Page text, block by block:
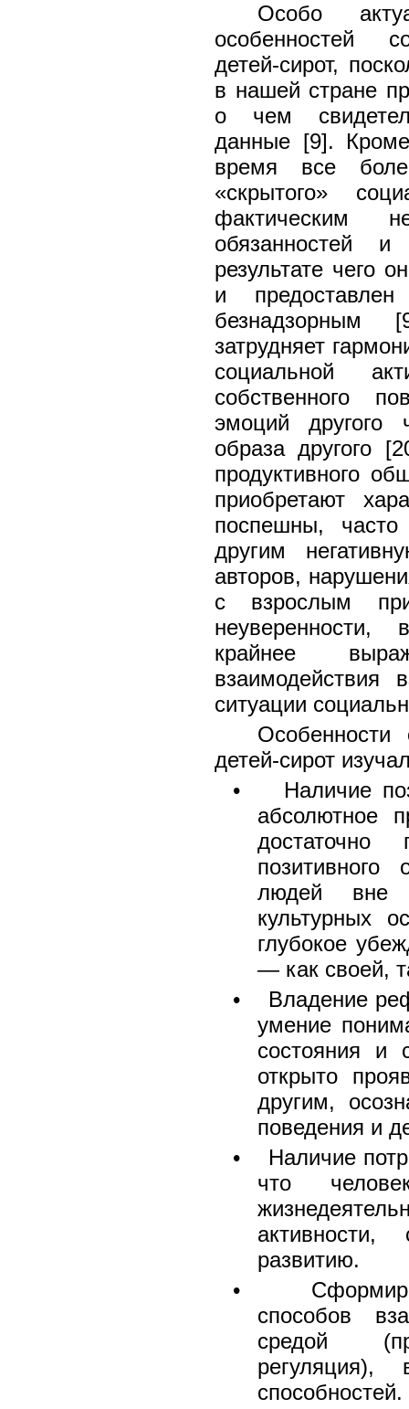
Особо
особенностей
детей-сирот,
в нашей стране
о чем
данные [9]. Кроме
время все
«скрытого»
фактическим
обязанностей
результате чего
и
безнадзорным
затрудняет
социальной
собственного
эмоций другого
образа другого
продуктивного
приобретают
поспешны,
другим
авторов,
с взрослым
неуверенности,
крайнее
взаимодействия
ситуации
Особенности
детей-сирот
• Наличие
абсолютное
людей вне
культурных
глубокое
— как своей,
• Владение
умение
состояния и
открыто
другим,
поведения и
• Наличие
что
развитию.
•
способов
средой
регуляция),
способностей.